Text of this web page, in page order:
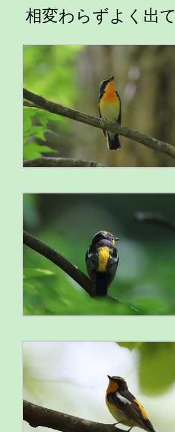
相変わらずよく出て